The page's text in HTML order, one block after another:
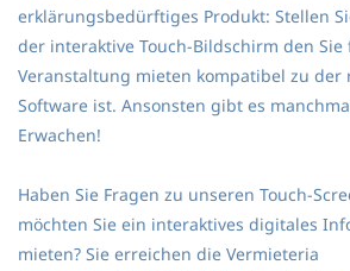
erklärungsbedürftiges Produkt: Stellen
der interaktive Touch-Bildschirm den
Veranstaltung mieten kompatibel zu der
Software ist. Ansonsten gibt es
Erwachen!
Haben Sie Fragen zu unseren Touch-
möchten Sie ein interaktives digitales
mieten? Sie erreichen die Vermieteria